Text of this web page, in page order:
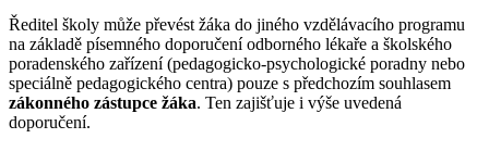
Ředitel školy může převést žáka do jiného vzdělávacího programu
na základě písemného doporučení odborného lékaře a školského
poradenského zařízení (pedagogicko-psychologické poradny nebo
speciálně pedagogického centra) pouze s předchozím souhlasem
zákonného zástupce žáka. Ten zajišťuje i výše uvedená
doporučení.